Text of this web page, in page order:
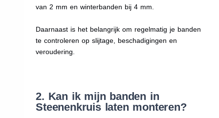
van 2 mm en winterbanden bij 4 mm.
Daarnaast is het belangrijk om regelmatig je banden
te controleren op slijtage, beschadigingen en
veroudering.
2. Kan ik mijn banden in
Steenenkruis laten monteren?